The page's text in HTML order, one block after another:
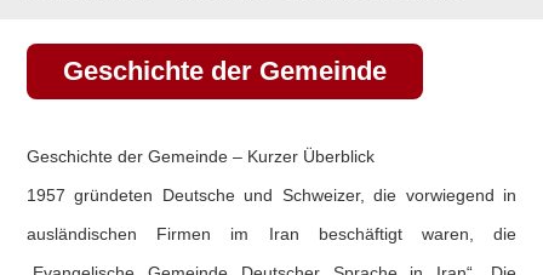
Geschichte der Gemeinde
Geschichte der Gemeinde – Kurzer Überblick
1957 gründeten Deutsche und Schweizer, die vorwiegend in
ausländischen Firmen im Iran beschäftigt waren, die